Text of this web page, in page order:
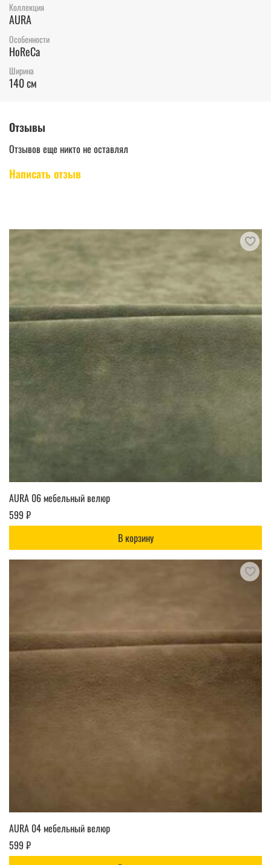
Коллекция
AURA
Особенности
HoReCa
Ширина
140 см
Отзывы
Отзывов еще никто не оставлял
Написать отзыв
AURA 06 мебельный велюр
599 ₽
В корзину
AURA 04 мебельный велюр
599 ₽